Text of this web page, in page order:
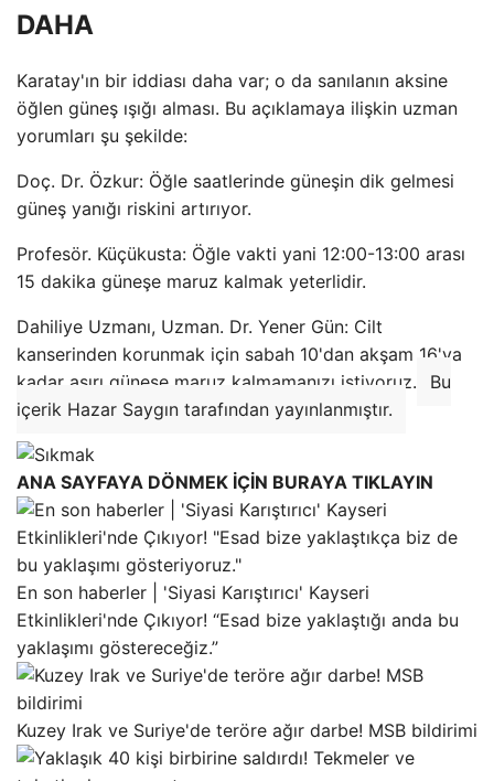
DAHA
Karatay'ın bir iddiası daha var; o da sanılanın aksine
öğlen güneş ışığı alması. Bu açıklamaya ilişkin uzman
yorumları şu şekilde:
Doç. Dr. Özkur: Öğle saatlerinde güneşin dik gelmesi
güneş yanığı riskini artırıyor.
Profesör. Küçükusta: Öğle vakti yani 12:00-13:00 arası
15 dakika güneşe maruz kalmak yeterlidir.
Dahiliye Uzmanı, Uzman. Dr. Yener Gün: Cilt
kanserinden korunmak için sabah 10'dan akşam 16'ya
kadar aşırı güneşe maruz kalmamanızı istiyoruz.
Bu
içerik Hazar Saygın tarafından yayınlanmıştır.
ANA SAYFAYA DÖNMEK İÇİN BURAYA TIKLAYIN
En son haberler | 'Siyasi Karıştırıcı' Kayseri
Etkinlikleri'nde Çıkıyor! “Esad bize yaklaştığı anda bu
yaklaşımı göstereceğiz.”
Kuzey Irak ve Suriye'de teröre ağır darbe! MSB bildirimi